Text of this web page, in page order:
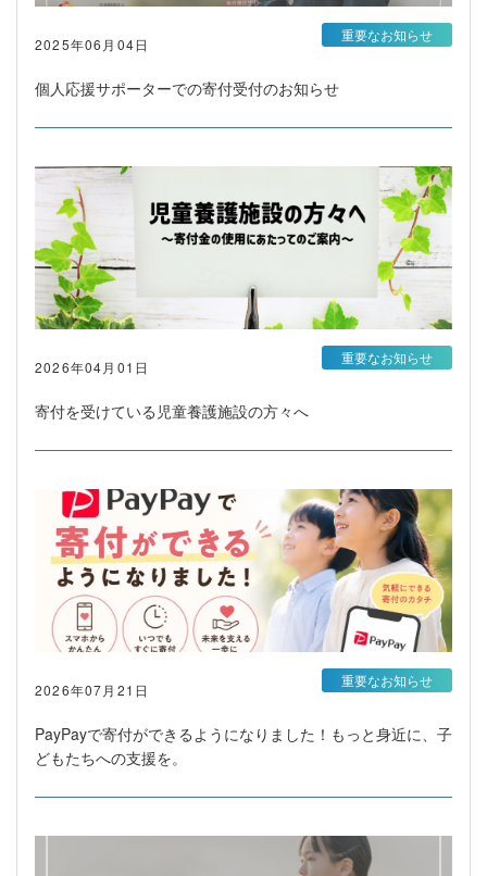
2025年06月04日
個人応援サポーターでの寄付受付のお知らせ
重要なお知らせ
2026年04月01日
寄付を受けている児童養護施設の方々へ
重要なお知らせ
2026年07月21日
PayPayで寄付ができるようになりました！もっと身近に、子
どもたちへの支援を。
重要なお知らせ